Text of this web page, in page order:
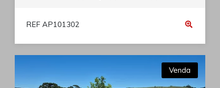
REF AP101302
Venda